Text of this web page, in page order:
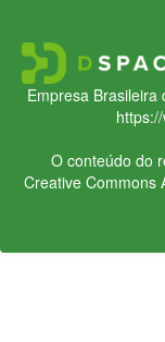
Empresa Brasileira
O conteúdo do
Creative Commons